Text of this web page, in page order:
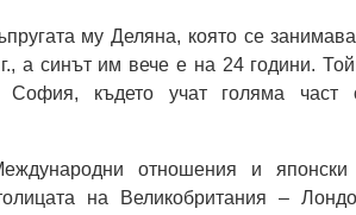
му Деляна, която се
а синът им вече e на 24 години.
София, където учат голяма част
отношения и
на Великобритания –